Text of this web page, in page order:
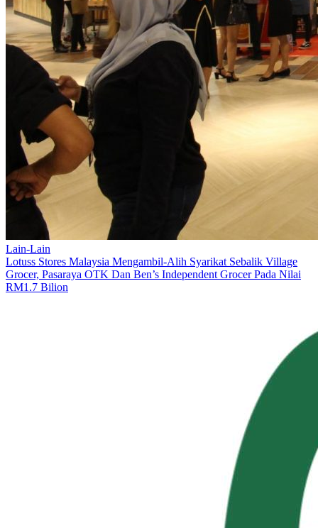
Lain-Lain
Lotuss Stores Malaysia Mengambil-Alih Syarikat Sebalik Village
Grocer, Pasaraya OTK Dan Ben’s Independent Grocer Pada Nilai
RM1.7 Bilion